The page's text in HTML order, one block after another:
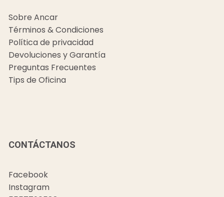
Sobre Ancar
Términos & Condiciones
Política de privacidad
Devoluciones y Garantía
Preguntas Frecuentes
Tips de Oficina
CONTÁCTANOS
Facebook
Instagram